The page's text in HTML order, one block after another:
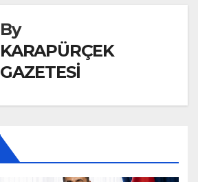
By
KARAPÜRÇEK
GAZETESİ